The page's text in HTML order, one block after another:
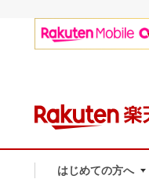
はじめての方へ